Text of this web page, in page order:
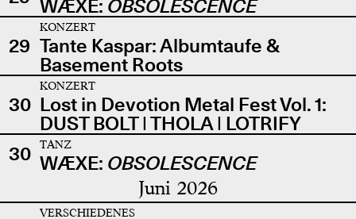
WÆXE: OBSOLESCENCE
29
KONZERT
Tante Kaspar: Albumtaufe &
Basement Roots
30
KONZERT
Lost in Devotion Metal Fest Vol. 1:
DUST BOLT | THOLA | LOTRIFY
30
TANZ
WÆXE: OBSOLESCENCE
Juni 2026
VERSCHIEDENES